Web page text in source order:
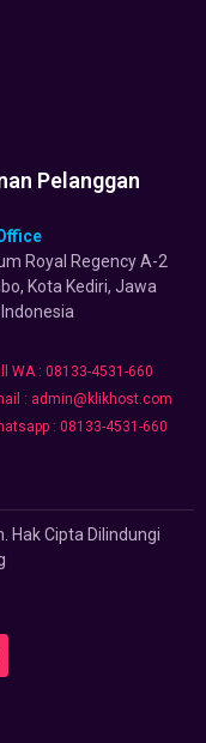
Pelanggan
Royal Regency A-2
Kota Kediri, Jawa
WA : 08133-4531-660
: admin@klikhost.com
: 08133-4531-660
Hak Cipta Dilindungi